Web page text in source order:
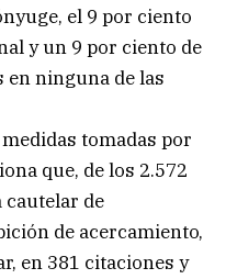
el 9 por ciento
y un 9 por ciento de
en ninguna de las
tomadas por
que, de los 2.572
cautelar de
de acercamiento,
en 381 citaciones y